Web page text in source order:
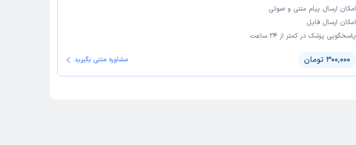
امکان ارسال پیام متنی و صوتی
امکان ارسال فایل
پاسخگویی پزشک در کمتر از ۲۴ ساعت
300,000 تومان مشاوره متنی بگیرید